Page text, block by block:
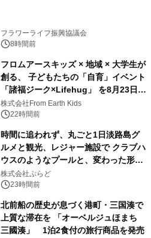
フラワーライフ振興協議会
8時間前
フロムアースキッズ × 地域 × 大学生が
創る、 子どもたちの「自育」イベント
「諸福ジーク×Lifehug」 を8月23日
(日)開催
株式会社From Earth Kids
22時間前
時間に追われず、丸ごと1日淡路島グ
ルメと観光、レジャー施設で クラブハ
ウスのようなプールと、変わった形の
サウナも 「THE BOXY AWAJI」のお
得な素泊まり連泊プランで
株式会社ぷらど
23時間前
北前船の歴史が息づく港町・三国湊で
上質な滞在を 「オーベルジュほまち
三國湊」 1泊2食付の旅行商品を発売